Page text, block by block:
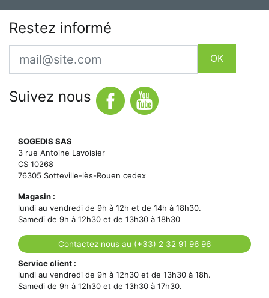
Restez informé
Email
OK
Suivez nous
SOGEDIS SAS
3 rue Antoine Lavoisier
CS 10268
76305 Sotteville-lès-Rouen cedex
Magasin :
lundi au vendredi de 9h à 12h et de 14h à 18h30.
Samedi de 9h à 12h30 et de 13h30 à 18h30
Contactez nous au (+33) 2 32 91 96 96
Service client :
lundi au vendredi de 9h à 12h30 et de 13h30 à 18h.
Samedi de 9h à 12h30 et de 13h30 à 17h30.